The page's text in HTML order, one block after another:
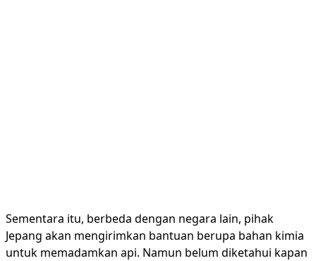
Sementara itu, berbeda dengan negara lain, pihak
Jepang akan mengirimkan bantuan berupa bahan kimia
untuk memadamkan api. Namun belum diketahui kapan